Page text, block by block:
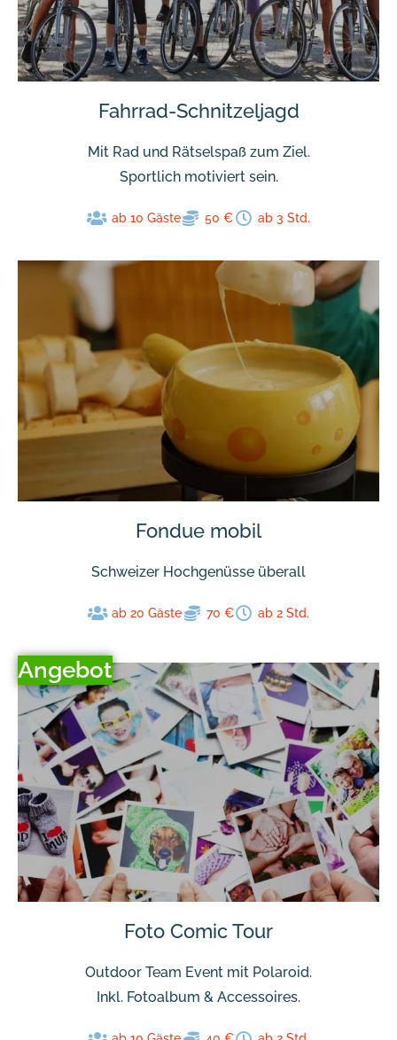
Fahrrad-Schnitzeljagd
Mit Rad und Rätselspaß zum Ziel.
Sportlich motiviert sein.
ab 10 Gäste 50 € ab 3 Std.
Fondue mobil
Schweizer Hochgenüsse überall
ab 20 Gäste 70 € ab 2 Std.
Angebot
Foto Comic Tour
Outdoor Team Event mit Polaroid.
Inkl. Fotoalbum & Accessoires.